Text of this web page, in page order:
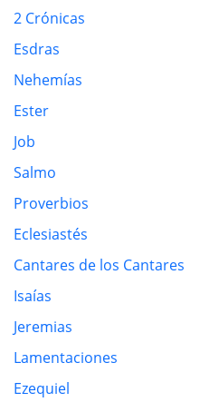
2 Crónicas
Esdras
Nehemías
Ester
Job
Salmo
Proverbios
Eclesiastés
Cantares de los Cantares
Isaías
Jeremias
Lamentaciones
Ezequiel